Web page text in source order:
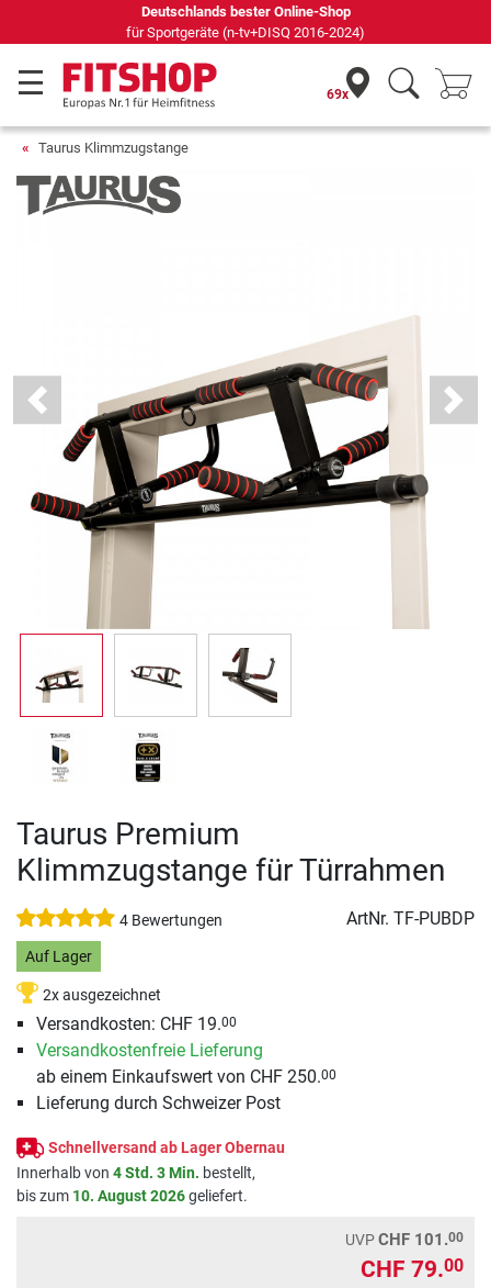
Seit 42 Jahren Ihr Experte für Heimfitness
69x
Taurus Klimmzugstange
Previous Next
Taurus Premium
Klimmzugstange für Türrahmen
4 Bewertungen ArtNr. TF-PUBDP
Auf Lager
2x ausgezeichnet
Versandkosten: CHF 19.00
Versandkostenfreie Lieferung
ab einem Einkaufswert von CHF 250.00
Lieferung durch Schweizer Post
Schnellversand ab Lager Obernau
Innerhalb von 4 Std. 3 Min. bestellt,
bis zum 10. August 2026geliefert.
UVPCHF 101.00
CHF 79.00